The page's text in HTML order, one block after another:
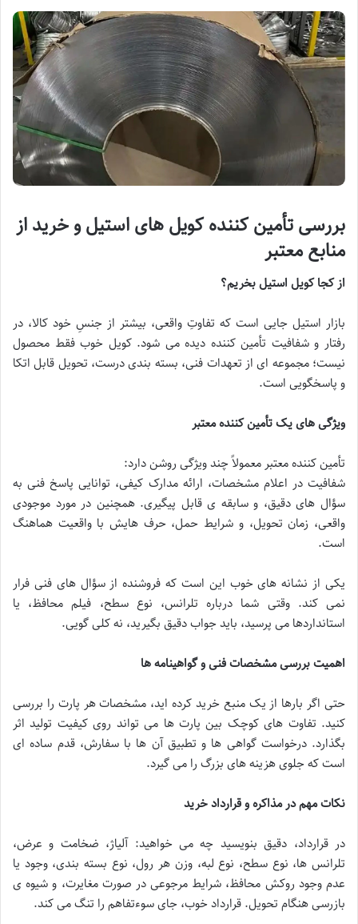
بررسی تأمین کننده کویل های استیل و خرید از
منابع معتبر
از کجا کویل استیل بخریم؟
بازار استیل جایی است که تفاوتِ واقعی، بیشتر از جنسِ خود کالا، در
رفتار و شفافیت تأمین کننده دیده می شود. کویل خوب فقط محصول
نیست؛ مجموعه ای از تعهدات فنی، بسته بندی درست، تحویل قابل اتکا
و پاسخگویی است.
ویژگی های یک تأمین کننده معتبر
تأمین کننده معتبر معمولاً چند ویژگی روشن دارد:
شفافیت در اعلام مشخصات، ارائه مدارک کیفی، توانایی پاسخ فنی به
سؤال های دقیق، و سابقه ی قابل پیگیری. همچنین در مورد موجودی
واقعی، زمان تحویل، و شرایط حمل، حرف هایش با واقعیت هماهنگ
است.
یکی از نشانه های خوب این است که فروشنده از سؤال های فنی فرار
نمی کند. وقتی شما درباره تلرانس، نوع سطح، فیلم محافظ، یا
استانداردها می پرسید، باید جواب دقیق بگیرید، نه کلی گویی.
اهمیت بررسی مشخصات فنی و گواهینامه ها
حتی اگر بارها از یک منبع خرید کرده اید، مشخصات هر پارت را بررسی
کنید. تفاوت های کوچک بین پارت ها می تواند روی کیفیت تولید اثر
بگذارد. درخواست گواهی ها و تطبیق آن ها با سفارش، قدم ساده ای
است که جلوی هزینه های بزرگ را می گیرد.
نکات مهم در مذاکره و قرارداد خرید
در قرارداد، دقیق بنویسید چه می خواهید: آلیاژ، ضخامت و عرض،
تلرانس ها، نوع سطح، نوع لبه، وزن هر رول، نوع بسته بندی، وجود یا
عدم وجود روکش محافظ، شرایط مرجوعی در صورت مغایرت، و شیوه ی
بازرسی هنگام تحویل. قرارداد خوب، جای سوءتفاهم را تنگ می کند.